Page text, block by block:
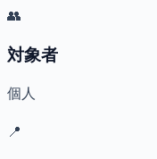
👥
対象者
個人
📍